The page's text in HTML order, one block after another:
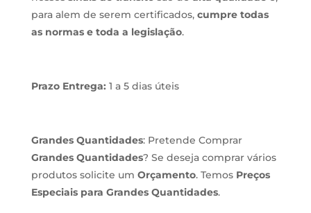
para alem de serem certificados, cumpre todas
as normas e toda a legislação.
Prazo Entrega: 1 a 5 dias úteis
Grandes Quantidades: Pretende Comprar
Grandes Quantidades? Se deseja comprar vários
produtos solicite um Orçamento. Temos Preços
Especiais para Grandes Quantidades.